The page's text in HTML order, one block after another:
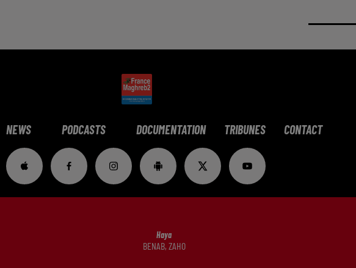
NEWS PODCASTS DOCUMENTATION TRIBUNES CONTACT
Haya
BENAB, ZAHO